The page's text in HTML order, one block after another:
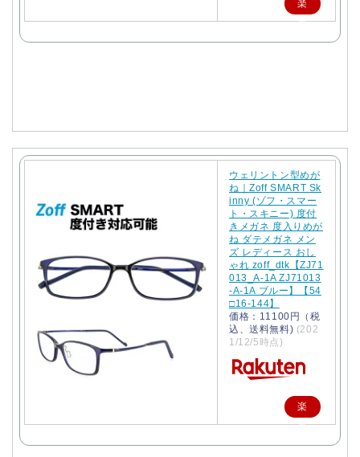
楽
天
ウェリントン型めが
ね｜Zoff SMART Sk
inny (ゾフ・スマー
ト・スキニー) 度付
きメガネ 度入りめが
ね ダテメガネ メン
ズ レディース おし
ゃれ zoff_dtk【ZJ71
013_A-1A ZJ71013
-A-1A ブルー】【54
□16-144】
価格：11100円（税
込、送料無料) (202
1/12/5時点)
楽
天